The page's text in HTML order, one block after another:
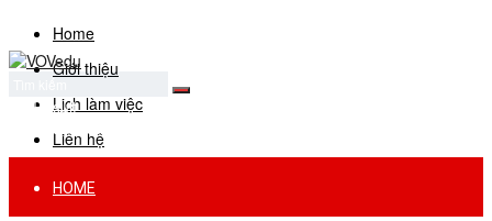
Home
Giới thiệu
Lịch làm việc
Liên hệ
No Result
View All Result
HOME